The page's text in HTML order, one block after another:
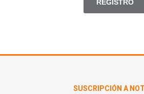
SUSCRIPCIÓN A